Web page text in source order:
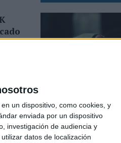
un dispositivo, como cookies, y
enviada por un dispositivo
investigación de audiencia y
datos de localización
su
al
04/08/2026